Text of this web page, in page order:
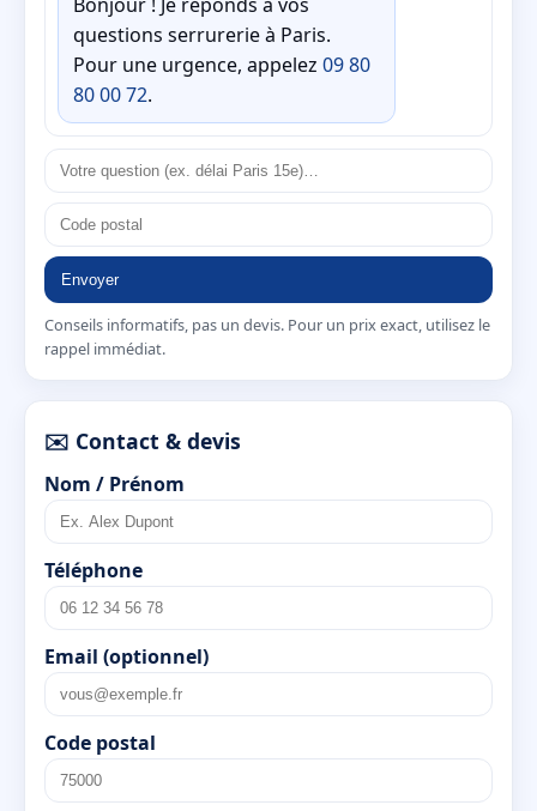
questions serrurerie à Paris.
Pour une urgence, appelez 09 80
80 00 72.
Envoyer
Conseils informatifs, pas un devis. Pour un prix exact, utilisez le
rappel immédiat.
✉️ Contact & devis
Nom / Prénom
Téléphone
Email (optionnel)
Code postal